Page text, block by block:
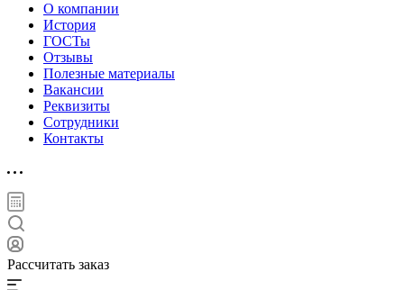
О компании
История
ГОСТы
Отзывы
Полезные материалы
Вакансии
Реквизиты
Сотрудники
Контакты
Рассчитать заказ